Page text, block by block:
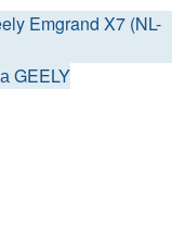
Emgrand X7 (NL-
GEELY